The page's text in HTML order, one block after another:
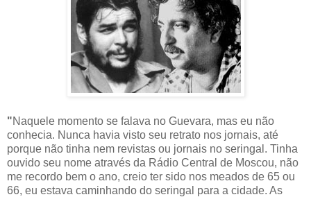
"Naquele momento se falava no Guevara, mas eu não
conhecia. Nunca havia visto seu retrato nos jornais, até
porque não tinha nem revistas ou jornais no seringal. Tinha
ouvido seu nome através da Rádio Central de Moscou, não
me recordo bem o ano, creio ter sido nos meados de 65 ou
66, eu estava caminhando do seringal para a cidade. As